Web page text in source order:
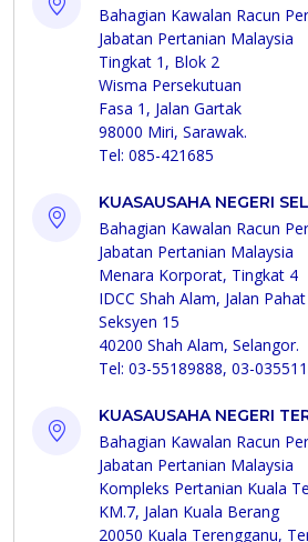
Bahagian Kawalan Racun
Jabatan Pertanian Malaysia
Tingkat 1, Blok 2
Wisma Persekutuan
Fasa 1, Jalan Gartak
98000 Miri, Sarawak.
Tel: 085-421685
KUASAUSAHA NEGERI
Bahagian Kawalan Racun
Jabatan Pertanian Malaysia
Menara Korporat, Tingkat 4
IDCC Shah Alam, Jalan
Seksyen 15
40200 Shah Alam, Selangor.
Tel: 03-55189888, 03-
KUASAUSAHA NEGERI
Bahagian Kawalan Racun
Jabatan Pertanian Malaysia
Kompleks Pertanian Kuala
KM.7, Jalan Kuala Berang
20050 Kuala Terengganu,